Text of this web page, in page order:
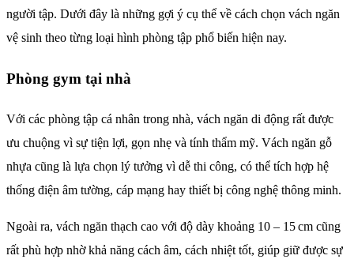
người tập. Dưới đây là những gợi ý cụ thể về cách chọn vách ngăn
vệ sinh theo từng loại hình phòng tập phổ biến hiện nay.
Phòng gym tại nhà
Với các phòng tập cá nhân trong nhà, vách ngăn di động rất được
ưu chuộng vì sự tiện lợi, gọn nhẹ và tính thẩm mỹ. Vách ngăn gỗ
nhựa cũng là lựa chọn lý tưởng vì dễ thi công, có thể tích hợp hệ
thống điện âm tường, cáp mạng hay thiết bị công nghệ thông minh.
Ngoài ra, vách ngăn thạch cao với độ dày khoảng 10 – 15 cm cũng
rất phù hợp nhờ khả năng cách âm, cách nhiệt tốt, giúp giữ được sự